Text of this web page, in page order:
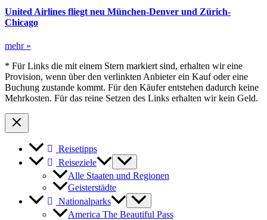
Neue
Flüge
den
Grand
Canyon
State
United Airlines fliegt neu München-Denver und Zürich-
Chicago
United
fliegt
neu
München-
Denver
Zürich-
Chicago
mehr »
* Für Links die mit einem Stern markiert sind, erhalten wir eine
Provision, wenn über den verlinkten Anbieter ein Kauf oder eine
Buchung zustande kommt. Für den Käufer entstehen dadurch keine
Mehrkosten. Für das reine Setzen des Links erhalten wir kein Geld.
Reisetipps
Reiseziele
Alle Staaten und Regionen
Geisterstädte
Nationalparks
America The Beautiful Pass